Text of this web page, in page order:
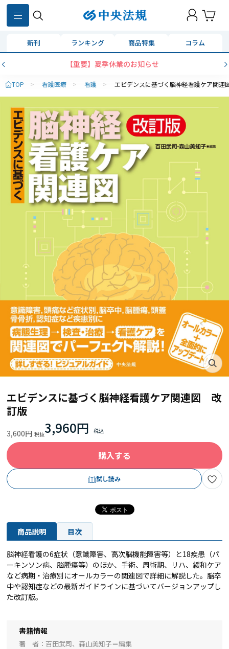
新刊 ランキング 商品特集 コラム
【重要】夏季休業のお知らせ
TOP > 看護医療 > 看護 > エビデンスに基づく脳神経看護ケア関
エビデンスに基づく脳神経看護ケア関連図 改
訂版
3,600円 3,960円
購入する
試し読み
商品説明 目次
脳神経看護の6症状（意識障害、高次脳機能障害等）と18疾患（パ
ーキンソン病、脳腫瘍等）のほか、手術、周術期、リハ、緩和ケア
など病期・治療別にオールカラーの関連図で詳細に解説した。脳卒
中や認知症などの最新ガイドラインに基づいてバージョンアップし
た改訂版。
書籍情報
著 者
百田武司、森山美知子＝編集